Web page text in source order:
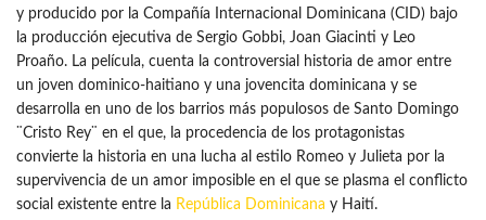
y producido por la Compañía Internacional Dominicana (CID) bajo
la producción ejecutiva de Sergio Gobbi, Joan Giacinti y Leo
Proaño. La película, cuenta la controversial historia de amor entre
un joven dominico-haitiano y una jovencita dominicana y se
desarrolla en uno de los barrios más populosos de Santo Domingo
¨Cristo Rey¨ en el que, la procedencia de los protagonistas
convierte la historia en una lucha al estilo Romeo y Julieta por la
supervivencia de un amor imposible en el que se plasma el conflicto
social existente entre la República Dominicana y Haití.